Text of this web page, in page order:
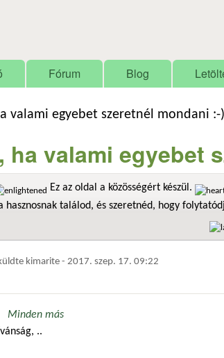
Fórum Blog
valami egyebet szeretnél mondani :-)
ha valami egyebet
Ez az oldal a közösségért készül.
hasznosnak találod, és szeretnéd, hogy
kimarite - 2017. szep. 17. 09:22
Minden más
..